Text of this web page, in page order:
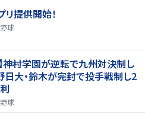
提供開始！
野球
神村学園が逆転で九州対決制し
日大・鈴木が完封で投手戦制し2
野球